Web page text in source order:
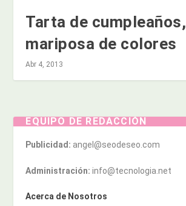
Tarta de cumpleaños,
mariposa de colores
Abr 4, 2013
EQUIPO DE REDACCIÓN
Publicidad: angel@seodeseo.com
Administración: info@tecnologia.net
Acerca de Nosotros